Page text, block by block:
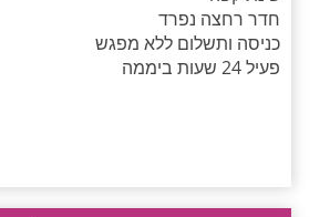
חדר רחצה נפרד
כניסה ותשלום ללא מפגש
פעיל 24 שעות ביממה